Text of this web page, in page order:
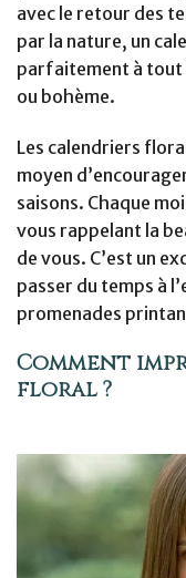
avec le retour des
par la nature, un
parfaitement à tout
ou bohème.
Les calendriers
moyen
saisons. Chaque
vous rappelant la
de vous. C’est un
passer du temps à
promenades
Comment
floral ?